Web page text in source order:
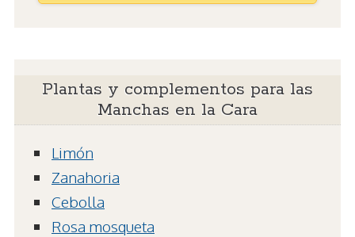
Plantas y complementos para las
Manchas en la Cara
Limón
Zanahoria
Cebolla
Rosa mosqueta